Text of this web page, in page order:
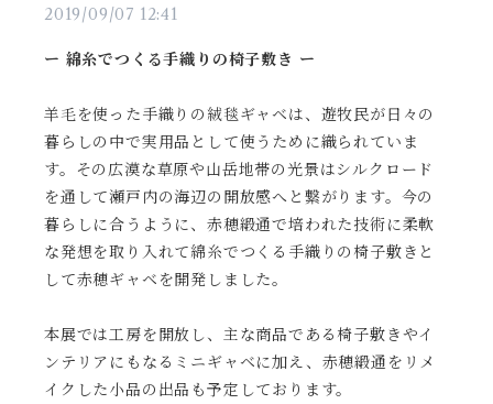
2019/09/07 12:41
ー 綿糸でつくる手織りの椅子敷き ー
羊毛を使った手織りの絨毯ギャベは、遊牧民が日々の
暮らしの中で実用品として使うために織られていま
す。
その広漠な草原や山岳地帯の光景はシルクロード
を通して瀬戸内の海辺の開放感へと繋がります。今の
暮らしに合うように、赤穂緞通で培われた技術に柔軟
な発想を取り入れて綿糸でつくる 手織りの椅子敷きと
して赤穂ギャベを開発しました。
本展では工房を開放し、主な商品である椅子敷きやイ
ンテリアにもなるミニギャベに加え、赤穂緞通をリメ
イクした小品の出品も予定しております。